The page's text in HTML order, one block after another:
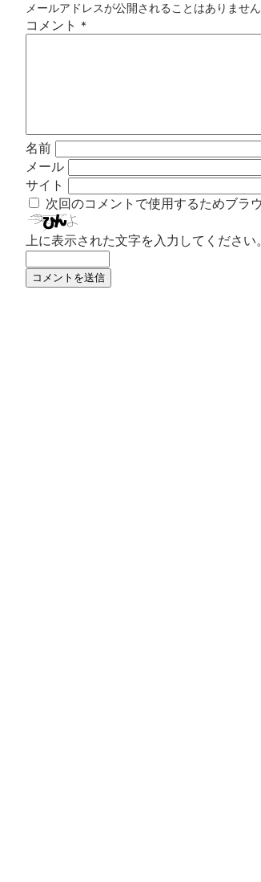
メールアドレスが公開されることはありません
コメント *
名前
メール
サイト
次回のコメントで使用するためブラ
上に表示された文字を入力してください。